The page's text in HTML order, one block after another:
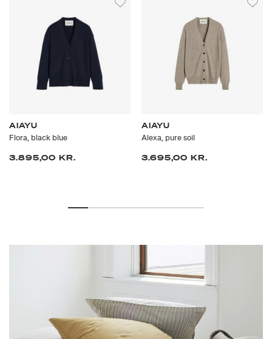
AIAYU
Flora, black blue
3.895,00 KR.
AIAYU
Alexa, pure soil
3.695,00 KR.